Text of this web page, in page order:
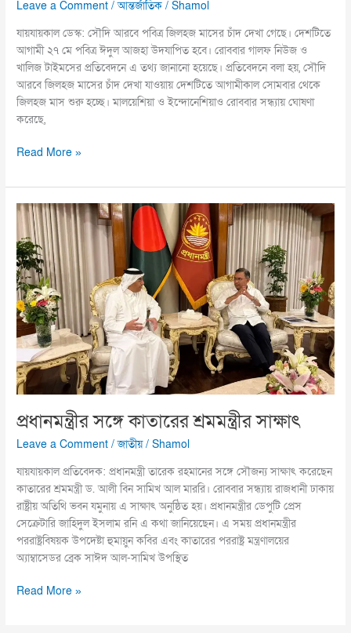
Leave a Comment /আন্তর্জাতিক /Shamol
যায়যায়কাল ডেস্ক: সৌদি আরবে পবিত্র জিলহজ মাসের চাঁদ দেখা গেছে। দেশটিতে
আগামী ২৭ মে পবিত্র ঈদুল আজহা উদযাপিত হবে। রোববার গালফ নিউজ ও
খালিজ টাইমসের প্রতিবেদনে এ তথ্য জানানো হয়েছে। প্রতিবেদনে বলা হয়, সৌদি
আরবে জিলহজ মাসের চাঁদ দেখা যাওয়ায় দেশটিতে আগামীকাল সোমবার থেকে
জিলহজ মাস শুরু হচ্ছে। মালয়েশিয়া ও ইন্দোনেশিয়াও রোববার সন্ধ্যায় ঘোষণা
করেছে,
Read More »
প্রধানমন্ত্রীর সঙ্গে কাতারের শ্রমমন্ত্রীর সাক্ষাৎ
Leave a Comment /জাতীয়/Shamol
যায়যায়কাল প্রতিবেদক: প্রধানমন্ত্রী তারেক রহমানের সঙ্গে সৌজন্য সাক্ষাৎ করেছেন
কাতারের শ্রমমন্ত্রী ড. আলী বিন সামিখ আল মাররি। রোববার সন্ধ্যায় রাজধানী ঢাকায়
রাষ্ট্রীয় অতিথি ভবন যমুনায় এ সাক্ষাৎ অনুষ্ঠিত হয়। প্রধানমন্ত্রীর ডেপুটি প্রেস
সেক্রেটারি জাহিদুল ইসলাম রনি এ কথা জানিয়েছেন। এ সময় প্রধানমন্ত্রীর
পররাষ্ট্রবিষয়ক উপদেষ্টা হুমায়ুন কবির এবং কাতারের পররাষ্ট্র মন্ত্রণালয়ের
অ্যাম্বাসেডর ব্রেক সাঈদ আল-সামিখ উপস্থিত
প্রধানমন্ত্রীর
সঙ্গে
কাতারের
শ্রমমন্ত্রীর
সাক্ষাৎ
Read More »